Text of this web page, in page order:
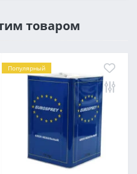
товаром
Популярный